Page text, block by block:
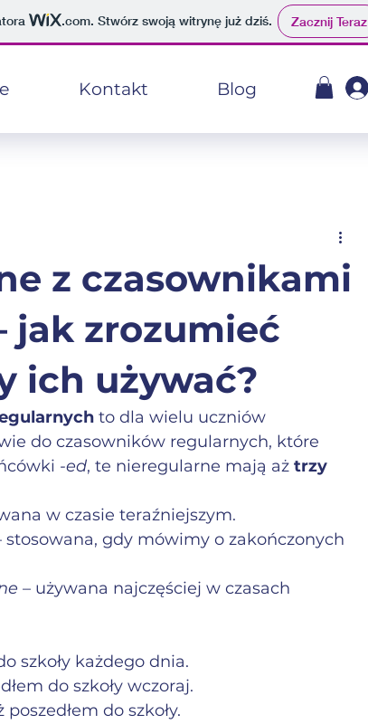
.com. Stwórz swoją witrynę już dziś. Zacznij Teraz
Kontakt Blog
z czasownikami
jak zrozumieć
ich używać?
to dla wielu uczniów
do czasowników regularnych, które
-ed, te nieregularne mają aż trzy
w czasie teraźniejszym.
stosowana, gdy mówimy o zakończonych
– używana najczęściej w czasach
szkoły każdego dnia.
do szkoły wczoraj.
poszedłem do szkoły.